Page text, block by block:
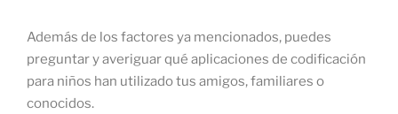
Además de los factores ya mencionados, puedes
preguntar y averiguar qué aplicaciones de codificación
para niños han utilizado tus amigos, familiares o
conocidos.